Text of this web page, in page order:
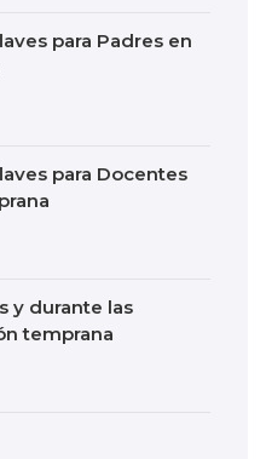
para Padres en
para Docentes
y durante las
temprana